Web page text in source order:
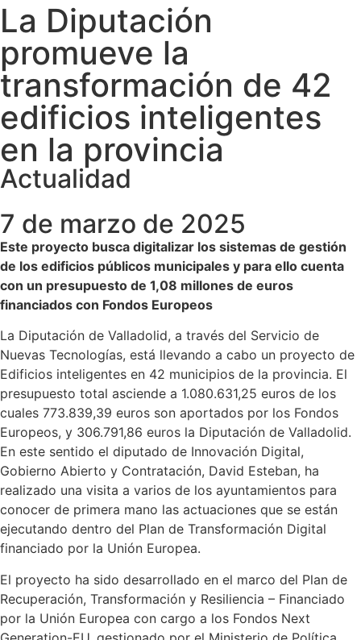
La Diputación
promueve la
transformación de 42
edificios inteligentes
en la provincia
Actualidad
7 de marzo de 2025
Este proyecto busca digitalizar los sistemas de gestión
de los edificios públicos municipales y para ello cuenta
con un presupuesto de 1,08 millones de euros
financiados con Fondos Europeos
La Diputación de Valladolid, a través del Servicio de
Nuevas Tecnologías, está llevando a cabo un proyecto de
Edificios inteligentes en 42 municipios de la provincia. El
presupuesto total asciende a 1.080.631,25 euros de los
cuales 773.839,39 euros son aportados por los Fondos
Europeos, y 306.791,86 euros la Diputación de Valladolid.
En este sentido el diputado de Innovación Digital,
Gobierno Abierto y Contratación, David Esteban, ha
realizado una visita a varios de los ayuntamientos para
conocer de primera mano las actuaciones que se están
ejecutando dentro del Plan de Transformación Digital
financiado por la Unión Europea.
El proyecto ha sido desarrollado en el marco del Plan de
Recuperación, Transformación y Resiliencia – Financiado
por la Unión Europea con cargo a los Fondos Next